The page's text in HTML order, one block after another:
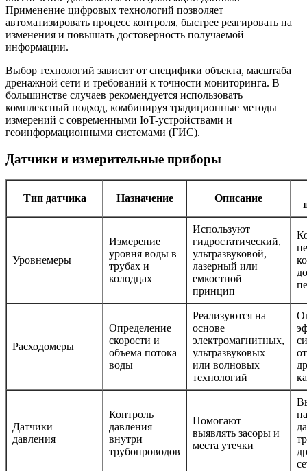
Применение цифровых технологий позволяет
автоматизировать процесс контроля, быстрее реагировать на
изменения и повышать достоверность получаемой
информации.
Выбор технологий зависит от специфики объекта, масштаба
дренажной сети и требований к точности мониторинга. В
большинстве случаев рекомендуется использовать
комплексный подход, комбинируя традиционные методы
измерений с современными IoT-устройствами и
геоинформационными системами (ГИС).
Датчики и измерительные приборы
Тип датчика Назначение Описание
Уровнемеры
Измерение
уровня воды в
трубах и
колодцах
Используют
гидростатический,
ультразвуковой,
лазерный или
емкостной
принцип
Расходомеры
Определение
скорости и
объема потока
воды
Реализуются на
основе
электромагнитных,
ультразвуковых
или волновых
технологий
Датчики
давления
Контроль
давления
внутри
трубопроводов
Помогают
выявлять засоры и
места утечки